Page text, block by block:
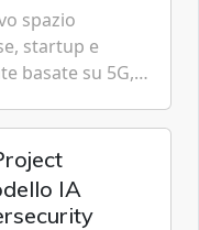
spazio
startup e
basate su 5G,
IA